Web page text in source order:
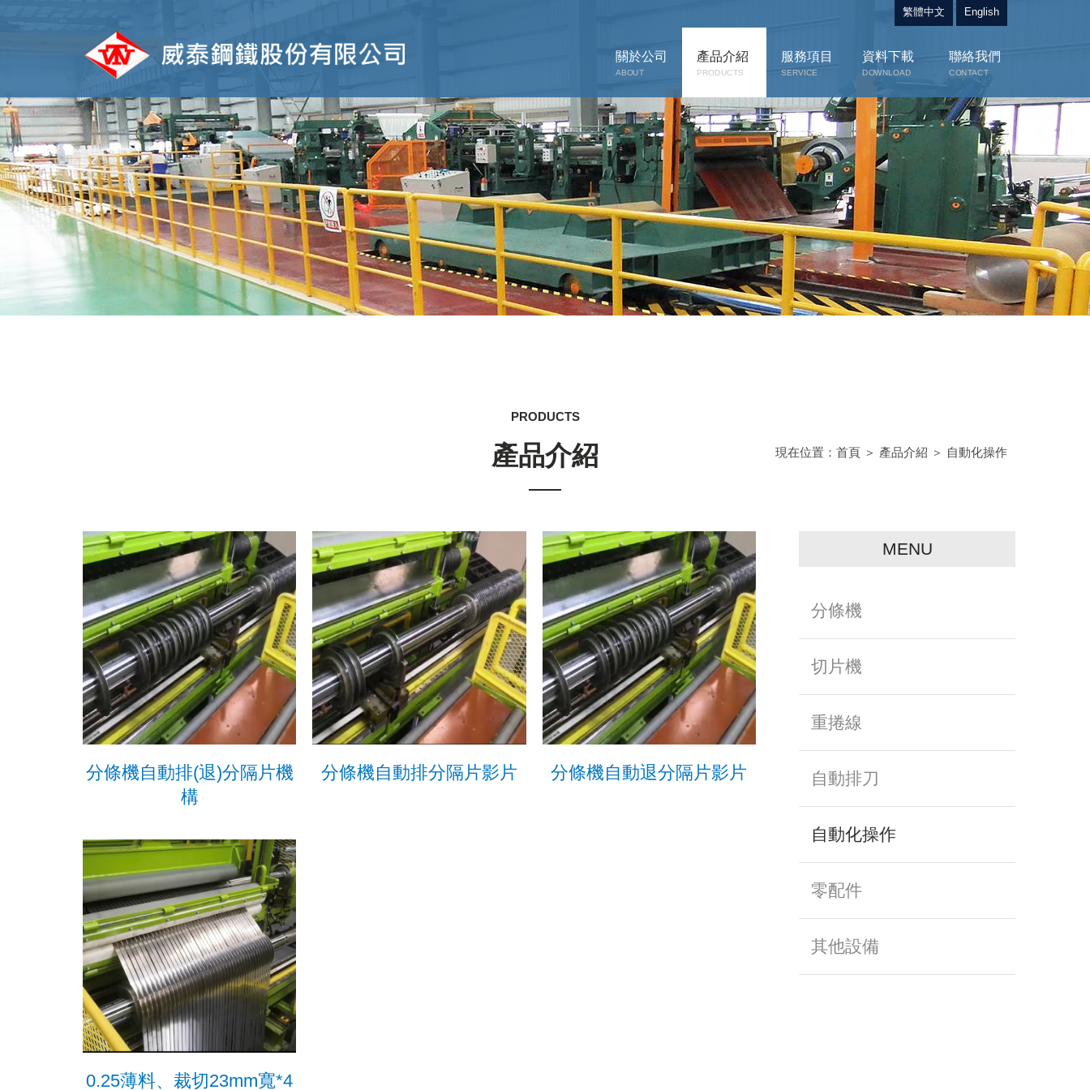
繁體中文 English
關於公司
ABOUT
產品介紹
PRODUCTS
服務項目
SERVICE
資料下載
DOWNLOAD
聯絡我們
CONTACT
PRODUCTS
產品介紹 現在位置： 首頁 ＞ 產品介紹 ＞ 自動化操作
MENU
分條機
切片機
重捲線
自動排刀
自動化操作
零配件
其他設備
分條機自動排(退)分隔片機
構
分條機自動排分隔片影片 分條機自動退分隔片影片
0.25薄料、裁切23mm寬*4